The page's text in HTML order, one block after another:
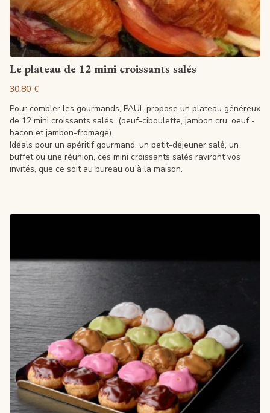
Voir la fiche
Le plateau de 12 mini croissants salés
30,80 €
Pour combler les gourmands, PAUL propose un plateau généreux
de 12 mini croissants salés (oeuf-ciboulette, jambon cru, oeuf -
bacon et jambon-fromage).
Idéals pour un apéritif gourmand, un petit-déjeuner salé, un
buffet ou une réunion, ces mini croissants salés raviront vos
invités, que ce soit au bureau ou à la maison.